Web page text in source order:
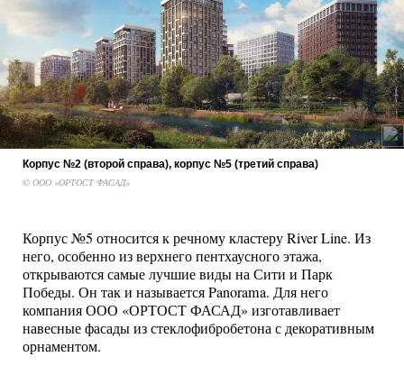
Корпус №2 (второй справа), корпус №5 (третий справа)
© ООО «ОРТОСТ ФАСАД»
Корпус №5 относится к речному кластеру River Line. Из
него, особенно из верхнего пентхаусного этажа,
открываются самые лучшие виды на Сити и Парк
Победы. Он так и называется Panorama. Для него
компания ООО «ОРТОСТ ФАСАД» изготавливает
навесные фасады из стеклофибробетона с декоративным
орнаментом.